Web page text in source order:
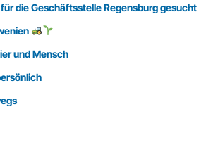
die Geschäftsstelle Regensburg gesucht
und Mensch